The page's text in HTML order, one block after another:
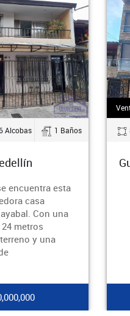
Alcobas 1 Baños
encuentra esta
casa
Con una
metros
y una